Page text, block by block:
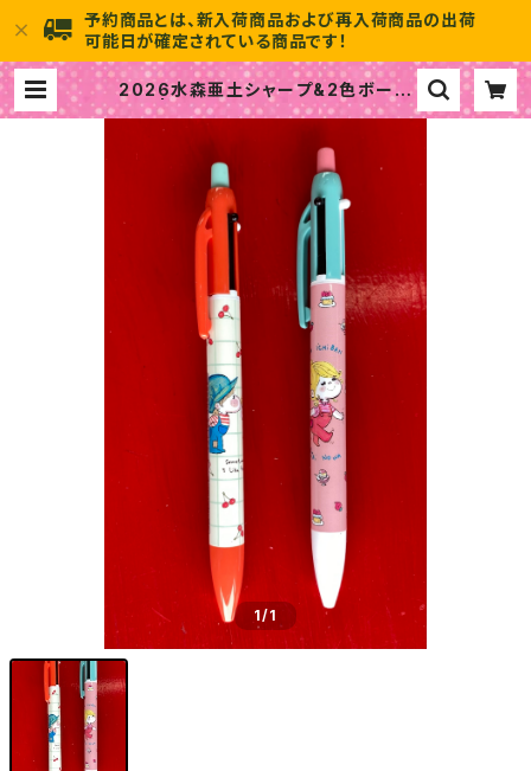
予約商品とは、新入荷商品および再入荷商品の出荷
可能日が確定されている商品です！
2026水森亜土シャープ&2色ボール
ペン | 水森亜土のおもちゃ箱画廊 of
1/1